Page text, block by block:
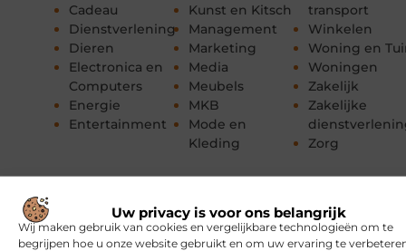
Uw privacy is voor ons belangrijk
Wij maken gebruik van cookies en vergelijkbare technologieën om te
begrijpen hoe u onze website gebruikt en om uw ervaring te
Cadeau
Dienstverlening
Dieren
Electronica en
Computers
Energie
Entertainment
Kunst en Kitsch
Management
Marketing
Media
Meubels
MKB
Mode en
Kleding
transport
Winkelen
Woning en
Woningen
Zakelijk
Zakelijke
Zorg